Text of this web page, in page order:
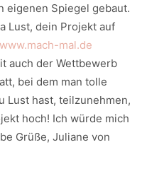
eigenen Spiegel gebaut.
Lust, dein Projekt auf
mal.de
auch der Wettbewerb
bei dem man tolle
Lust hast, teilzunehmen,
hoch! Ich würde mich
Grüße, Juliane von